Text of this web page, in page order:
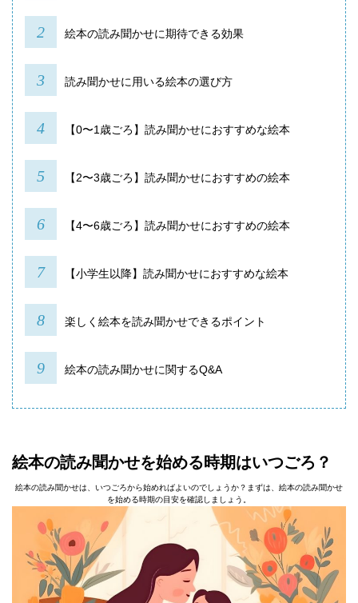
絵本の読み聞かせに期待できる効果
読み聞かせに用いる絵本の選び方
【0〜1歳ごろ】読み聞かせにおすすめな絵本
【2〜3歳ごろ】読み聞かせにおすすめの絵本
【4〜6歳ごろ】読み聞かせにおすすめの絵本
【小学生以降】読み聞かせにおすすめな絵本
楽しく絵本を読み聞かせできるポイント
絵本の読み聞かせに関するQ&A
絵本の読み聞かせを始める時期はいつごろ？
絵本の読み聞かせは、いつごろから始めればよいのでしょうか？まずは、絵本の読み聞かせ
を始める時期の目安を確認しましょう。